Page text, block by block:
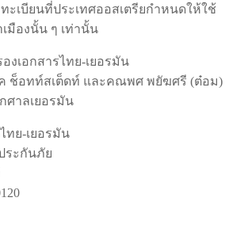
ะเบียนที่ประเทศออสเตรียกำหนดให้ใช้
มืองนั้น ๆ เท่านั้น
งเอกสารไทย-เยอรมัน
ค ช็อทท์สเต็ดท์ และคณพศ พยัฆศรี (ต๋อม)
ศาลเยอรมัน
ทย-เยอรมัน
ระกันภัย